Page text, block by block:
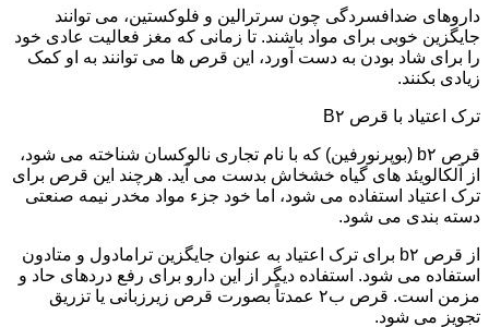
داروهای ضدافسردگی چون سرترالین و فلوکستین، می توانند
جایگزین خوبی برای مواد باشند. تا زمانی که مغز فعالیت عادی خود
را برای شاد بودن به دست آورد، این قرص ها می توانند به او کمک
زیادی بکنند.
ترک اعتیاد با قرص B۲
قرص b۲ (بوپرنورفین) که با نام تجاری نالوکسان شناخته می شود،
از آلکالویئد های گیاه خشخاش بدست می آید. هرچند این قرص برای
ترک اعتیاد استفاده می شود، اما خود جزء مواد مخدر نیمه صنعتی
دسته بندی می شود.
از قرص b۲ برای ترک اعتیاد به عنوان جایگزین ترامادول و متادون
استفاده می شود. استفاده دیگر از این دارو برای رفع دردهای حاد و
مزمن است. قرص ب۲ عمدتاً بصورت قرص زیرزبانی یا تزریق
تجویز می شود.